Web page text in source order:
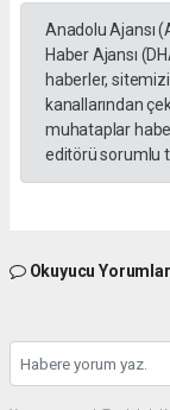
Anadolu Ajansı
Haber Ajansı
haberler,
kanallarından
muhataplar
editörü sorumlu
Okuyucu